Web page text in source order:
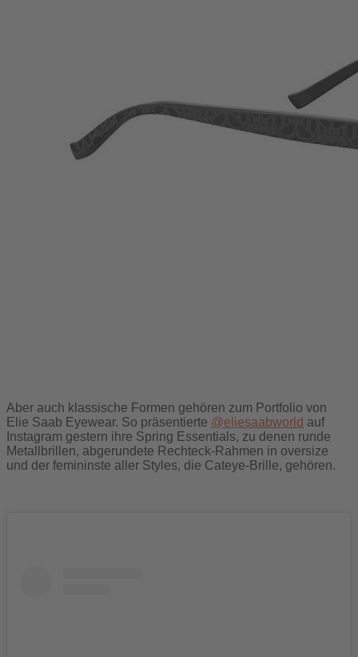
Aber auch klassische Formen gehören zum Portfolio von
Elie Saab Eyewear. So präsentierte @eliesaabworld auf
Instagram gestern ihre Spring Essentials, zu denen runde
Metallbrillen, abgerundete Rechteck-Rahmen in oversize
und der femininste aller Styles, die Cateye-Brille, gehören.